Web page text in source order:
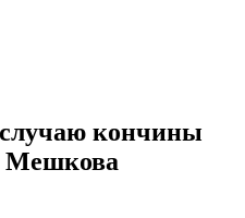
кончины
Мешкова